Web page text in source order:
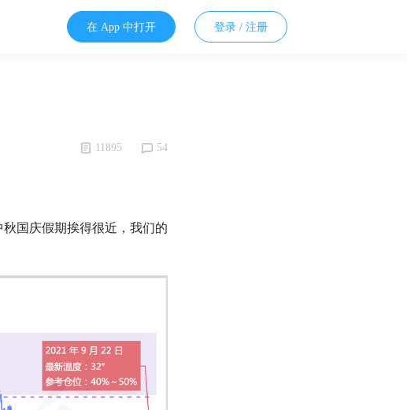
在 App 中打开 登录 / 注册
11895 54
国庆假期挨得很近，我们的